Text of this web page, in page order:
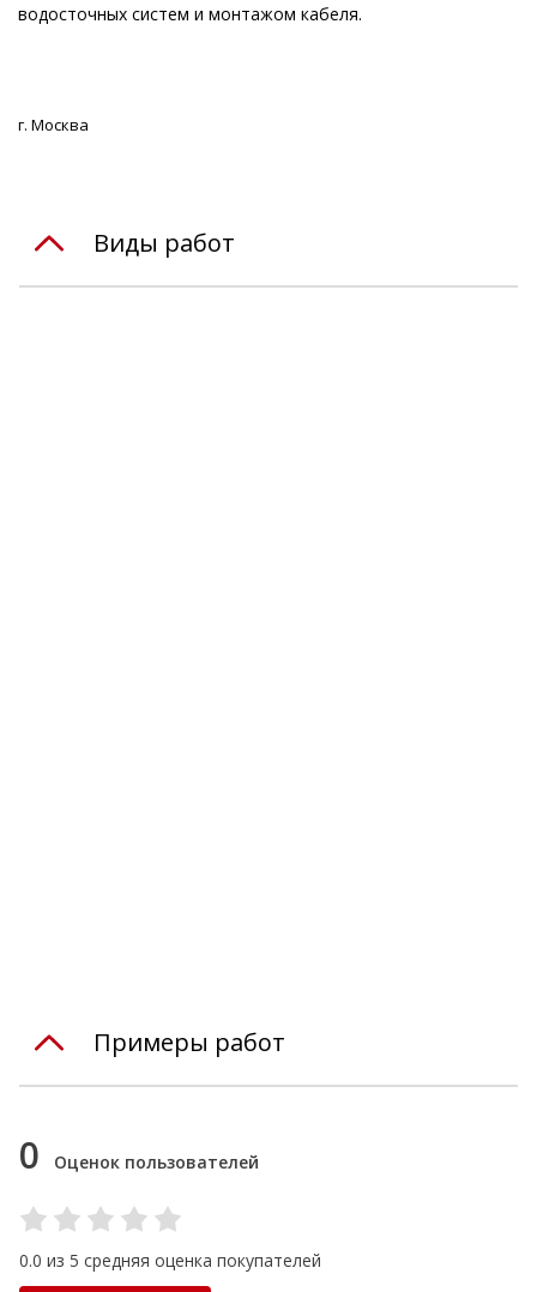
водосточных систем и монтажом кабеля.
г. Москва
Виды работ
Примеры работ
0 Оценок пользователей
0.0 из 5 средняя оценка покупателей